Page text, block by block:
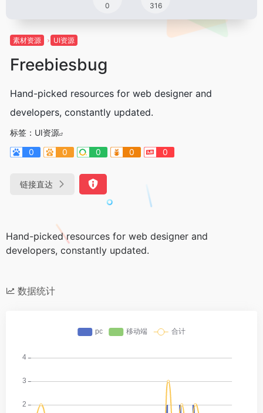
0 316
素材资源 UI资源
Freebiesbug
Hand-picked resources for web designer and
developers, constantly updated.
标签： UI资源
0
0 0 0 0
链接直达
Hand-picked resources for web designer and
developers, constantly updated.
数据统计